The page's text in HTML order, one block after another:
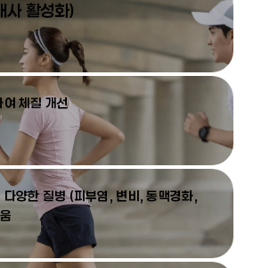
사 활성화)
여 체질 개선
양한 질병 (피부염, 변비, 동맥경화,